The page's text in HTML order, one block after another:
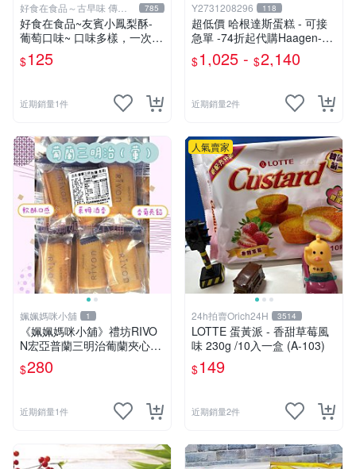
好食在食品～古早味 傳統
美食
785
好食在食品~友賓小鳳梨酥-
葡萄口味~ 口味多樣，一次滿
足您的味蕾 另有 原味、桂
圓、蔓越莓口味
$125
近期銷量1件
Y2731208296 118
超低價 哈根達斯蛋糕 - 可接
急單 -74折起代購Haagen-Da
zs 哈根達斯 哈根達斯代購 全
台皆可
$1,025 - $2,140
近期銷量2件
姵姵媽咪小舖 1
《姵姵媽咪小舖》禮坊RIVO
N宏亞普蘭三明治葡蘭夾心餅
乾，效期20260805
$280
近期銷量1件
人氣賣家
24h拍賣Orich24H 3514
LOTTE 蛋黃派 - 香甜草莓風
味 230g /10入一盒 (A-103)
$149
近期銷量2件